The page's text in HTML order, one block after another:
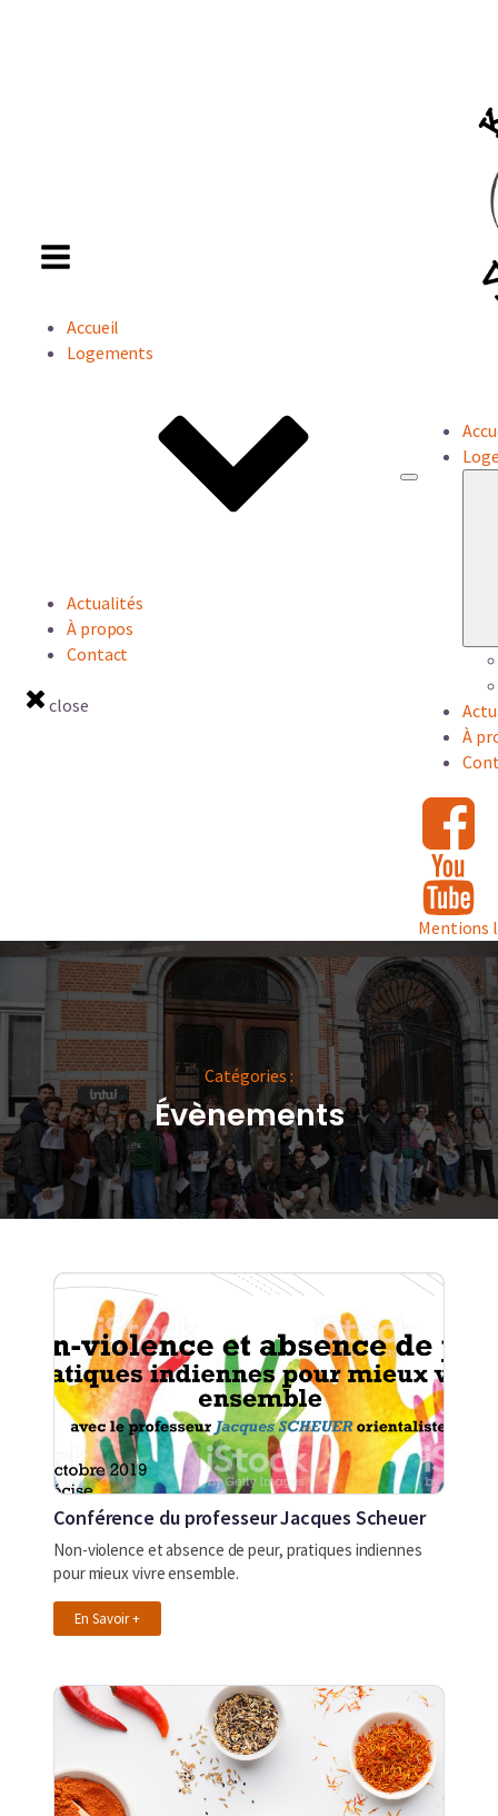
Accueil
Logements
Actualités
À propos
Contact
close
À
Mentions
Catégories :
Évènements
Conférence du professeur Jacques Scheuer
Non-violence et absence de peur, pratiques indiennes
pour mieux vivre ensemble.
En Savoir +